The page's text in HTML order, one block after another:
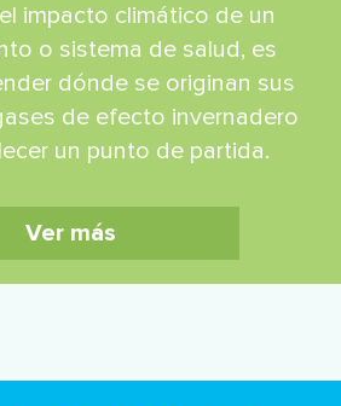
impacto climático de un
o sistema de salud, es
dónde se originan sus
de efecto invernadero
un punto de partida.
Ver más